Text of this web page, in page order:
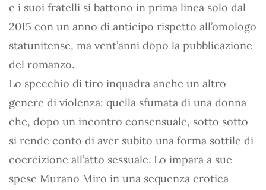
e i suoi fratelli si battono in prima linea solo dal
2015 con un anno di anticipo rispetto all’omologo
statunitense, ma vent’anni dopo la pubblicazione
del romanzo.
Lo specchio di tiro inquadra anche un altro
genere di violenza: quella sfumata di una donna
che, dopo un incontro consensuale, sotto sotto
si rende conto di aver subito una forma sottile di
coercizione all’atto sessuale. Lo impara a sue
spese Murano Miro in una sequenza erotica